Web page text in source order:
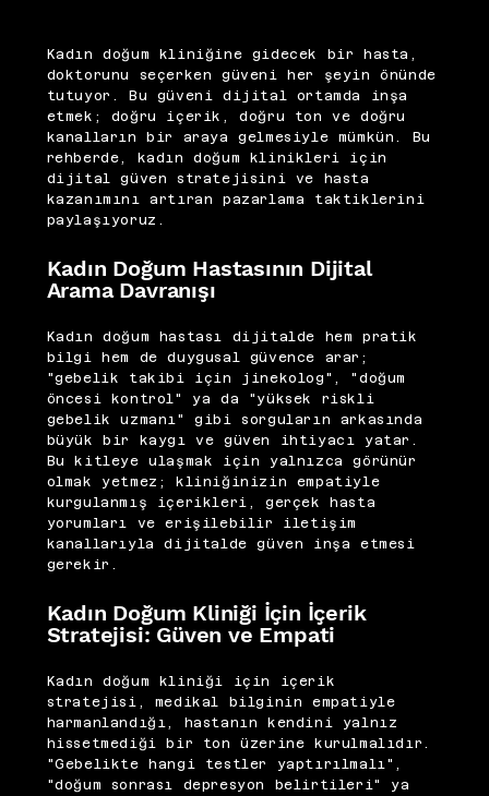
Kadın doğum kliniğine gidecek bir hasta,
doktorunu seçerken güveni her şeyin önünde
tutuyor. Bu güveni dijital ortamda inşa
etmek; doğru içerik, doğru ton ve doğru
kanalların bir araya gelmesiyle mümkün. Bu
rehberde, kadın doğum klinikleri için
dijital güven stratejisini ve hasta
kazanımını artıran pazarlama taktiklerini
paylaşıyoruz.
Kadın Doğum Hastasının Dijital
Arama Davranışı
Kadın doğum hastası dijitalde hem pratik
bilgi hem de duygusal güvence arar;
"gebelik takibi için jinekolog", "doğum
öncesi kontrol" ya da "yüksek riskli
gebelik uzmanı" gibi sorguların arkasında
büyük bir kaygı ve güven ihtiyacı yatar.
Bu kitleye ulaşmak için yalnızca görünür
olmak yetmez; kliniğinizin empatiyle
kurgulanmış içerikleri, gerçek hasta
yorumları ve erişilebilir iletişim
kanallarıyla dijitalde güven inşa etmesi
gerekir.
Kadın Doğum Kliniği İçin İçerik
Stratejisi: Güven ve Empati
Kadın doğum kliniği için içerik
stratejisi, medikal bilginin empatiyle
harmanlandığı, hastanın kendini yalnız
hissetmediği bir ton üzerine kurulmalıdır.
"Gebelikte hangi testler yaptırılmalı",
"doğum sonrası depresyon belirtileri" ya